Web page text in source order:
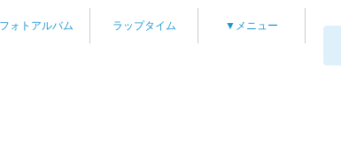
フォトアルバム ラップタイム ▼メニュー